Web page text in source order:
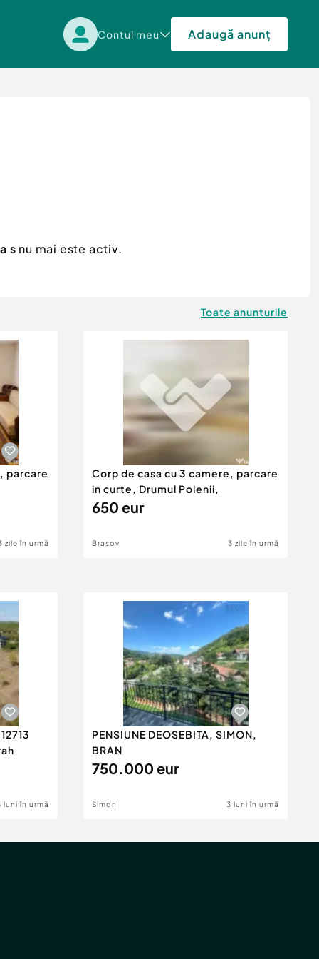
Contul meu Adaugă anunț
s nu mai este activ.
Toate anunturile
parcare
zile în urmă
Corp de casa cu 3 camere, parcare
in curte, Drumul Poienii,
650 eur
Brasov 3 zile în urmă
luni în urmă
PENSIUNE DEOSEBITA, SIMON,
BRAN
750.000 eur
Simon 3 luni în urmă